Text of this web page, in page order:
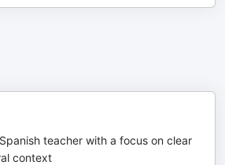
teacher with a focus on clear
context